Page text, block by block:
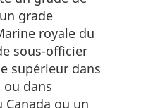
grade
royale du
sous-officier
supérieur dans
ou dans
Canada ou un